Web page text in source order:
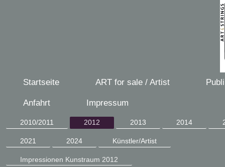
Startseite ART for sale / Artist
Anfahrt Impressum
2010/2011 2012 2013 2014
2021 2024 Künstler/Artist
Impressionen Kunstraum 2012